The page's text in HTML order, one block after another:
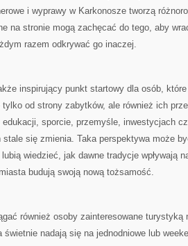
i wyprawy w Karkonosze tworzą
na stronie mogą zachęcać do tego, aby
razem odkrywać go inaczej.
inspirujący punkt startowy dla osób,
tylko od strony zabytków, ale również ich
sporcie, przemyśle, inwestycjach
stale się zmienia. Taka perspektywa może
wiedzieć, jak dawne tradycje wpływają
budują swoją nową tożsamość.
również osoby zainteresowane turystyką
nadają się na jednodniowe lub